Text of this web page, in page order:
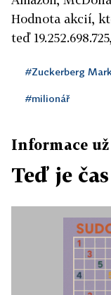
Hodnota akcií,
teď
#Zuckerberg Mark
#milionář
Informace
Teď je